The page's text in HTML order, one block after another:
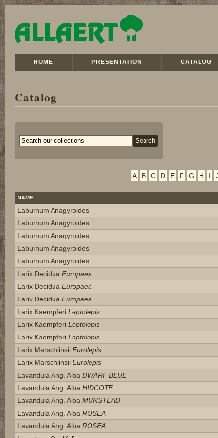
HOME PRESENTATION CATALOG
Catalog
A B C D E F G H I
NAME
Laburnum Anagyroides
Laburnum Anagyroides
Laburnum Anagyroides
Laburnum Anagyroides
Laburnum Anagyroides
Larix Decidua Europaea
Larix Decidua Europaea
Larix Decidua Europaea
Larix Kaempferi Leptolepis
Larix Kaempferi Leptolepis
Larix Kaempferi Leptolepis
Larix Marschlinsii Eurolepis
Larix Marschlinsii Eurolepis
Lavandula Ang. Alba DWARF BLUE
Lavandula Ang. Alba HIDCOTE
Lavandula Ang. Alba MUNSTEAD
Lavandula Ang. Alba ROSEA
Lavandula Ang. Alba ROSEA